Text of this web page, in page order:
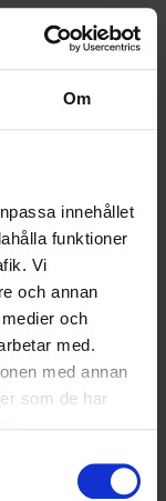
Om
innehållet
funktioner
Vi
och annan
och
med.
med annan
som de har